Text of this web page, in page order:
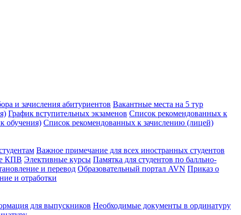
и зачисления абитуриентов Вакантные места на 5 тур
График вступительных экзаменов Список рекомендованных к
обучения) Список рекомендованных к зачислению (лицей)
Важное примечание для всех иностранных студентов
КПВ Элективные курсы Памятка для студентов по балльно-
и перевод Образовательный портал AVN Приказ о
и отработки
для выпускников Необходимые документы в ординатуру